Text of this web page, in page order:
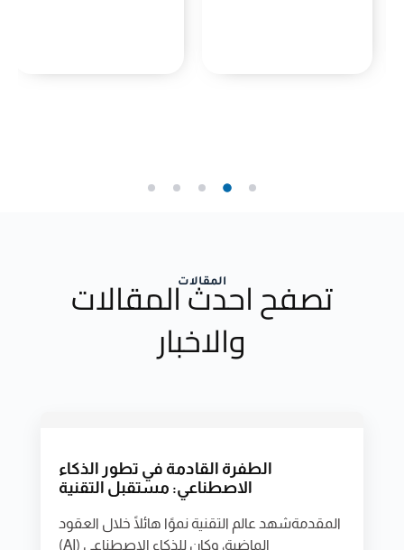
المقالات
تصفح احدث المقالات
والاخبار
الطفرة القادمة في تطور الذكاء
الاصطناعي: مستقبل التقنية
المقدمةشهد عالم التقنية نموًا هائلًا خلال العقود
الماضية، وكان للذكاء الاصطناعي (AI)